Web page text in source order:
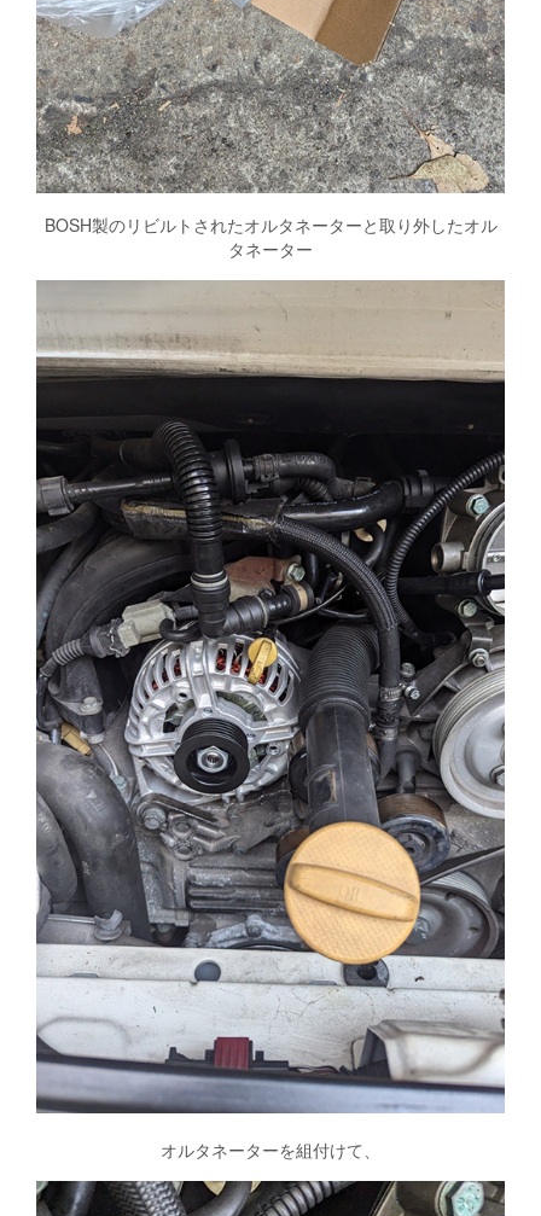
BOSH製のリビルトされたオルタネーターと取り外したオル
タネーター
オルタネーターを組付けて、